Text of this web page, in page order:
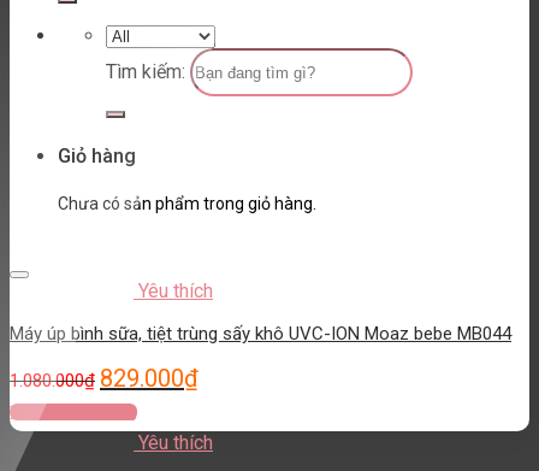
Tìm kiếm:
Giỏ hàng
Chưa có sản phẩm trong giỏ hàng.
Yêu thích
Máy úp bình sữa, tiệt trùng sấy khô UVC-ION Moaz bebe MB044
1.080.000₫ 829.000₫
Thêm vào giỏ hàng
Yêu thích